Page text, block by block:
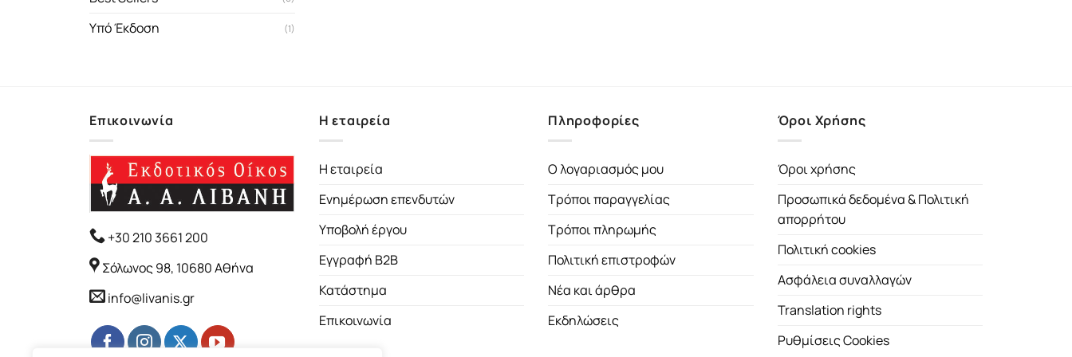
Υπό Έκδοση (1)
Επικοινωνία
+30 210 3661 200
Σόλωνος 98, 10680 Αθήνα
info@livanis.gr
Η εταιρεία
Η εταιρεία
Ενημέρωση επενδυτών
Υποβολή έργου
Εγγραφή B2B
Κατάστημα
Επικοινωνία
Πληροφορίες
Ο λογαριασμός μου
Τρόποι παραγγελίας
Τρόποι πληρωμής
Πολιτική επιστροφών
Νέα και άρθρα
Εκδηλώσεις
Όροι Χρήσης
Όροι χρήσης
Προσωπικά δεδομένα & Πολιτική
απορρήτου
Πολιτική cookies
Ασφάλεια συναλλαγών
Translation rights
Ρυθμίσεις Cookies